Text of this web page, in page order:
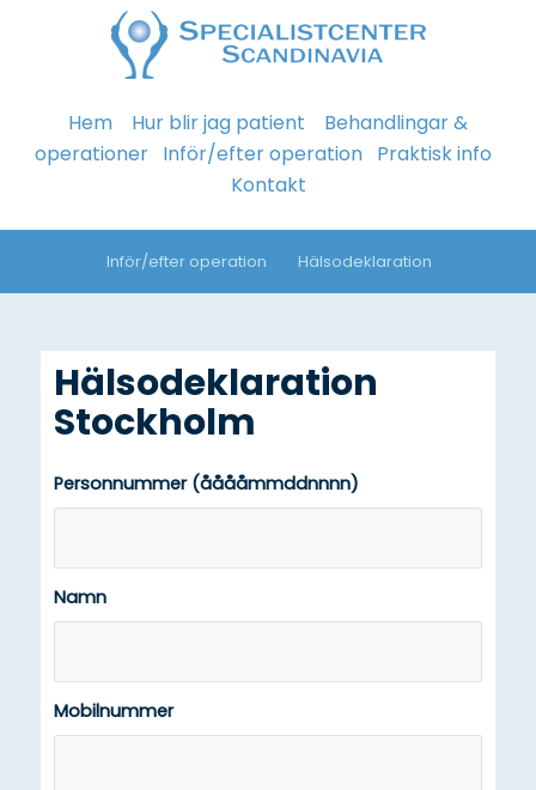
Hem Hur blir jag patient
Behandlingar &
operationer Inför/efter operation Praktisk info
Kontakt
Inför/efter operation Hälsodeklaration
Hälsodeklaration
Stockholm
Personnummer (ååååmmddnnnn)
Namn
Mobilnummer